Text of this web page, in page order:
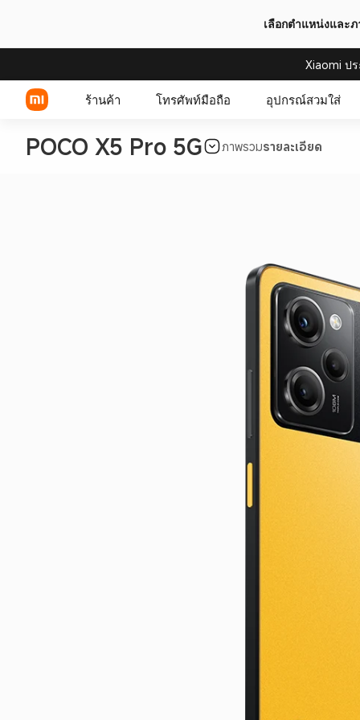
เลือกตำแหน่งและ
Xiaomi ป
ร้านค้า โทรศัพท์มือถือ อุปกรณ์สวมใส่
POCO X5 Pro 5G ภาพรวมรายละเอียด